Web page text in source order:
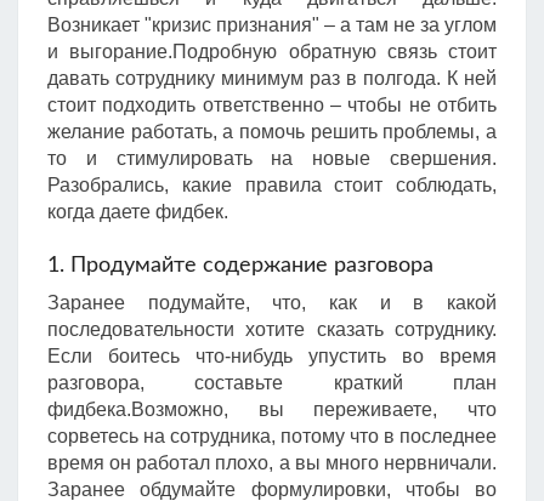
Возникает "кризис признания" – а там не за углом
и выгорание.Подробную обратную связь стоит
давать сотруднику минимум раз в полгода. К ней
стоит подходить ответственно – чтобы не отбить
желание работать, а помочь решить проблемы, а
то и стимулировать на новые свершения.
Разобрались, какие правила стоит соблюдать,
когда даете фидбек.
1. Продумайте содержание разговора
Заранее подумайте, что, как и в какой
последовательности хотите сказать сотруднику.
Если боитесь что-нибудь упустить во время
разговора, составьте краткий план
фидбека.Возможно, вы переживаете, что
сорветесь на сотрудника, потому что в последнее
время он работал плохо, а вы много нервничали.
Заранее обдумайте формулировки, чтобы во